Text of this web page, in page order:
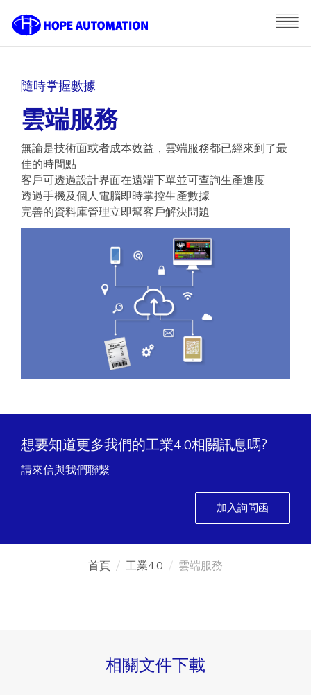
隨時掌握數據
雲端服務
無論是技術面或者成本效益，雲端服務都已經來到了最
佳的時間點
客戶可透過設計界面在遠端下單並可查詢生產進度
透過手機及個人電腦即時掌控生產數據
完善的資料庫管理立即幫客戶解決問題
想要知道更多我們的工業4.0相關訊息嗎?
請來信與我們聯繫
加入詢問函
首頁 工業4.0 雲端服務
相關文件下載